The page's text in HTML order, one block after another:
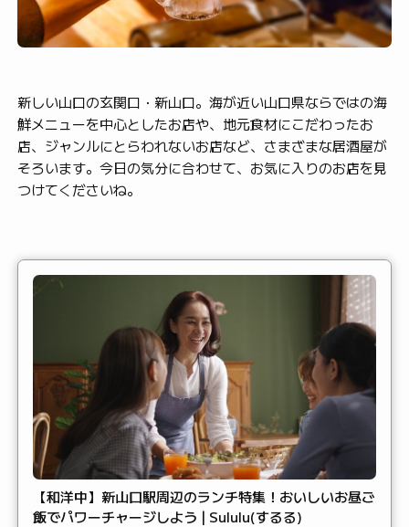
新しい山口の玄関口・新山口。海が近い山口県ならではの海
鮮メニューを中心としたお店や、地元食材にこだわったお
店、ジャンルにとらわれないお店など、さまざまな居酒屋が
そろいます。今日の気分に合わせて、お気に入りのお店を見
つけてくださいね。
【和洋中】新山口駅周辺のランチ特集！おいしいお昼ご
飯でパワーチャージしよう | Sululu(するる)